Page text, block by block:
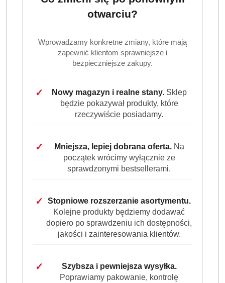
Brak towaru
Pampers Fresh Clean chusteczki
Pampers Fresh Clean 12x52 to niezawodne chusteczki
nawilżane, które zapewniają skuteczne oczyszczanie i
świeżość dla skóry dziecka. Delikatna formuła bez
Dostępność:
Brak towaru
otwarciu?
Wprowadzamy konkretne zmiany, które mają
zapewnić klientom sprawniejsze i
bezpieczniejsze zakupy.
✓ Nowy magazyn i realne stany.Sklep
będzie pokazywał produkty, które
rzeczywiście posiadamy.
✓ Mniejsza, lepiej dobrana oferta.Na
początek wrócimy wyłącznie ze
sprawdzonymi bestsellerami.
✓
Stopniowe rozszerzanie asortymentu.
Kolejne produkty będziemy dodawać
dopiero po sprawdzeniu ich dostępności,
jakości i zainteresowania klientów.
✓
Szybsza i pewniejsza wysyłka.
Poprawiamy pakowanie, kontrolę